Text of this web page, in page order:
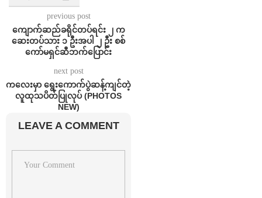
previous post
ကျောက်ဆည်ခရိုင်တပ်ရင်း ၂ က
ဆေးတပ်သား ၁ ဦးအပါ ၂ ဦး စစ်
ကော်မရှင်ဆီဘက်ပြောင်း
next post
ကလေးမှာ ရွေးကောက်ပွဲဆန့်ကျင်တဲ့
လူထုသပိတ်ပြုလုပ် (PHOTOS
NEW)
LEAVE A COMMENT